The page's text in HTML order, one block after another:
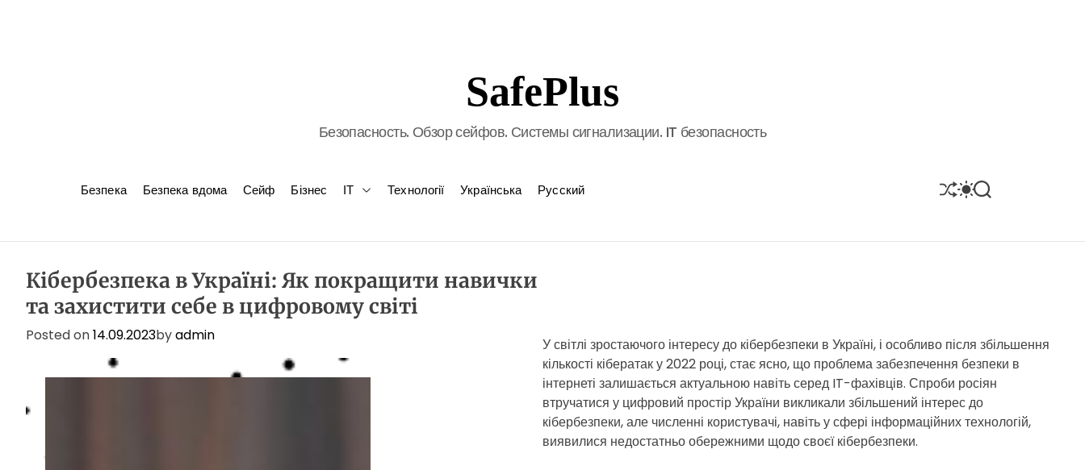
t
SafePlus
Безопасность. Обзор сейфов. Системы сигнализации. IT безопасность
Безпека Безпека вдома Сейф Бізнес ІТ Технології Українська Русский
S
H
F
S
W
C
M
O
E
S
E
C
Кібербезпека в Україні: Як покращити навички
та захистити себе в цифровому світі
Posted on14.09.2023byadmin
У світлі зростаючого інтересу до кібербезпеки в Україні, і особливо після збільшення
кількості кібератак у 2022 році, стає ясно, що проблема забезпечення безпеки в
інтернеті залишається актуальною навіть серед IT-фахівців. Спроби росіян
втручатися у цифровий простір України викликали збільшений інтерес до
кібербезпеки, але численні користувачі, навіть у сфері інформаційних технологій,
виявилися недостатньо обережними щодо своєї кібербезпеки.